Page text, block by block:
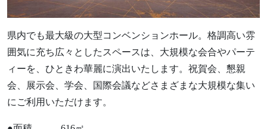
県内でも最大級の大型コンベンションホール。格調高い雰
囲気に充ち広々としたスペースは、大規模な会合やパーテ
ィーを、ひときわ華麗に演出いたします。祝賀会、懇親
会、展示会、学会、国際会議などさまざまな大規模な集い
にご利用いただけます。